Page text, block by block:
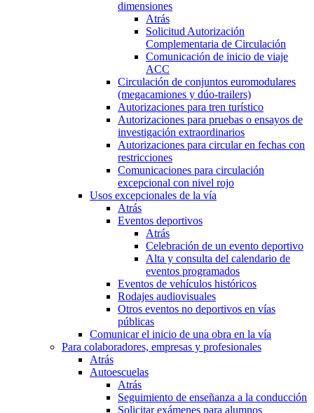
dimensiones
Atrás
Solicitud Autorización
Complementaria de Circulación
Comunicación de inicio de viaje
ACC
Circulación de conjuntos euromodulares
(megacamiones y dúo-trailers)
Autorizaciones para tren turístico
Autorizaciones para pruebas o ensayos de
investigación extraordinarios
Autorizaciones para circular en fechas con
restricciones
Comunicaciones para circulación
excepcional con nivel rojo
Usos excepcionales de la vía
Atrás
Eventos deportivos
Atrás
Celebración de un evento deportivo
Alta y consulta del calendario de
eventos programados
Eventos de vehículos históricos
Rodajes audiovisuales
Otros eventos no deportivos en vías
públicas
Comunicar el inicio de una obra en la vía
Para colaboradores, empresas y profesionales
Atrás
Autoescuelas
Atrás
Seguimiento de enseñanza a la conducción
Solicitar exámenes para alumnos